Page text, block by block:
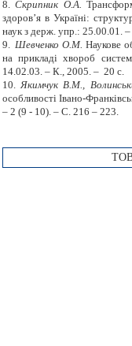
8. Скрипник О.А.
здоров’я в Україні:
наук з держ. упр.: 25.00.01.
9. Шевченко О.М. Наукове
на прикладі хвороб
14.02.03. – К., 2005. – 20 с.
10. Якимчук В.М.,
особливості Івано-
– 2 (9 - 10). – С. 216 – 223.